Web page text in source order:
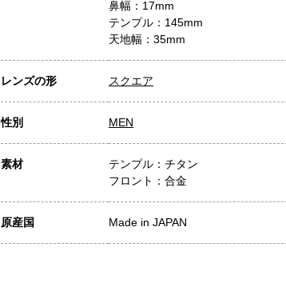
鼻幅：17mm
テンプル：145mm
天地幅：35mm
レンズの形 スクエア
性別 MEN
素材
テンプル：チタン
フロント：合金
原産国 Made in JAPAN